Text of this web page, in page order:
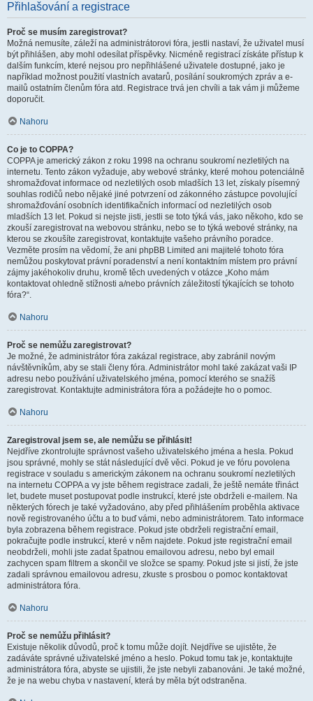
Přihlašování a registrace
Proč se musím zaregistrovat?
Možná nemusíte, záleží na administrátorovi fóra, jestli nastaví, že uživatel musí
být přihlášen, aby mohl odesílat příspěvky. Nicméně registrací získáte přístup k
dalším funkcím, které nejsou pro nepřihlášené uživatele dostupné, jako je
například možnost použití vlastních avatarů, posílání soukromých zpráv a e-
mailů ostatním členům fóra atd. Registrace trvá jen chvíli a tak vám ji můžeme
doporučit.
Nahoru
Co je to COPPA?
COPPA je americký zákon z roku 1998 na ochranu soukromí nezletilých na
internetu. Tento zákon vyžaduje, aby webové stránky, které mohou potenciálně
shromažďovat informace od nezletilých osob mladších 13 let, získaly písemný
souhlas rodičů nebo nějaké jiné potvrzení od zákonného zástupce povolující
shromažďování osobních identifikačních informací od nezletilých osob
mladších 13 let. Pokud si nejste jisti, jestli se toto týká vás, jako někoho, kdo se
zkouší zaregistrovat na webovou stránku, nebo se to týká webové stránky, na
kterou se zkoušíte zaregistrovat, kontaktujte vašeho právního poradce.
Vezměte prosím na vědomí, že ani phpBB Limited ani majitelé tohoto fóra
nemůžou poskytovat právní poradenství a není kontaktním místem pro právní
zájmy jakéhokoliv druhu, kromě těch uvedených v otázce „Koho mám
kontaktovat ohledně stížnosti a/nebo právních záležitostí týkajících se tohoto
fóra?“.
Nahoru
Proč se nemůžu zaregistrovat?
Je možné, že administrátor fóra zakázal registrace, aby zabránil novým
návštěvníkům, aby se stali členy fóra. Administrátor mohl také zakázat vaši IP
adresu nebo používání uživatelského jména, pomocí kterého se snažíš
zaregistrovat. Kontaktujte administrátora fóra a požádejte ho o pomoc.
Nahoru
Zaregistroval jsem se, ale nemůžu se přihlásit!
Nejdříve zkontrolujte správnost vašeho uživatelského jména a hesla. Pokud
jsou správné, mohly se stát následující dvě věci. Pokud je ve fóru povolena
registrace v souladu s americkým zákonem na ochranu soukromí nezletilých
na internetu COPPA a vy jste během registrace zadali, že ještě nemáte třináct
let, budete muset postupovat podle instrukcí, které jste obdrželi e-mailem. Na
některých fórech je také vyžadováno, aby před přihlášením proběhla aktivace
nově registrovaného účtu a to buď vámi, nebo administrátorem. Tato informace
byla zobrazena během registrace. Pokud jste obdrželi registrační email,
pokračujte podle instrukcí, které v něm najdete. Pokud jste registrační email
neobdrželi, mohli jste zadat špatnou emailovou adresu, nebo byl email
zachycen spam filtrem a skončil ve složce se spamy. Pokud jste si jistí, že jste
zadali správnou emailovou adresu, zkuste s prosbou o pomoc kontaktovat
administrátora fóra.
Nahoru
Proč se nemůžu přihlásit?
Existuje několik důvodů, proč k tomu může dojít. Nejdříve se ujistěte, že
zadáváte správné uživatelské jméno a heslo. Pokud tomu tak je, kontaktujte
administrátora fóra, abyste se ujistili, že jste nebyli zabanováni. Je také možné,
že je na webu chyba v nastavení, která by měla být odstraněna.